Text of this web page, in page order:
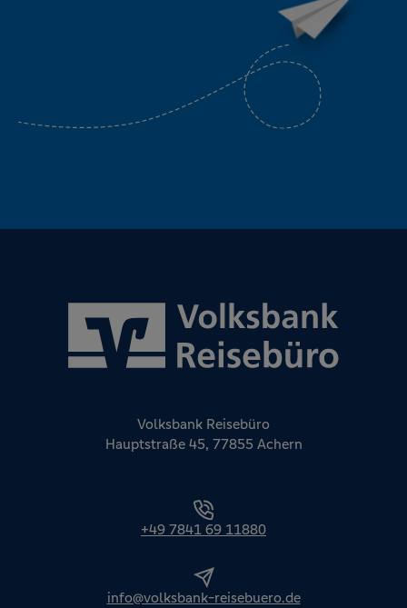
Volksbank Reisebüro
Hauptstraße 45, 77855 Achern
+49 7841 69 11880
info@volksbank-reisebuero.de